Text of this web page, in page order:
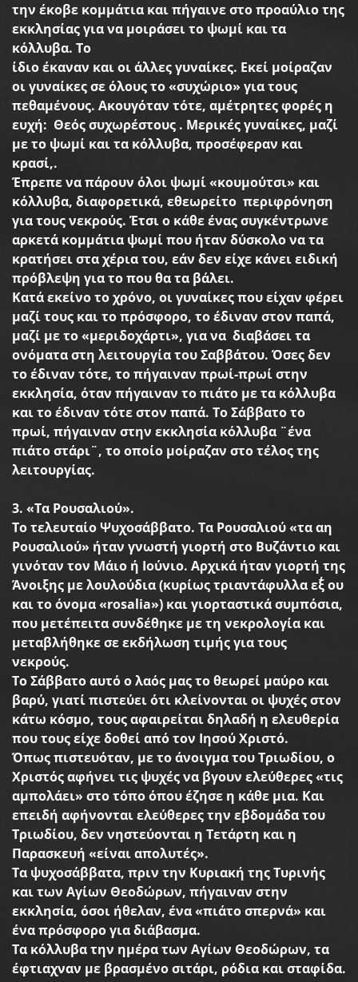
την έκοβε κομμάτια καιπήγαινεστοπροαύλιοτης
εκκλησίαςγιανα μοιράσειτο ψωμί καιτα
κόλλυβα. Το
ίδιοέκαναν καιοιάλλεςγυναίκες. Εκεί μοίραζαν
οιγυναίκεςσεόλουςτο«συχώριο» γιατους
πεθαμένους. Ακουγόταν τότε, αμέτρητεςφορές η
ευχή: Θεόςσυχωρέστους . Μερικέςγυναίκες, μαζί
μετο ψωμί καιτα κόλλυβα, προσέφεραν και
κρασί,.
Έπρεπεναπάρουν όλοι ψωμί«κουμούτσι» και
κόλλυβα, διαφορετικά, εθεωρείτο περιφρόνηση
γιατουςνεκρούς. Έτσιο κάθεέναςσυγκέντρωνε
αρκετά κομμάτια ψωμίπου ήταν δύσκολονατα
κρατήσεισταχέριατου, εάν δεν είχε κάνειειδική
πρόβλεψη γιατοπουθατα βάλει.
Κατάεκείνοτοχρόνο, οιγυναίκεςπουείχαν φέρει
μαζίτους καιτοπρόσφορο, τοέδιναν στον παπά,
μαζί μετο«μεριδοχάρτι», γιανα διαβάσειτα
ονόματαστη λειτουργίατουΣαββάτου. Όσεςδεν
τοέδιναν τότε, τοπήγαιναν πρωί-πρωίστην
εκκλησία, όταν πήγαιναν τοπιάτο μετα κόλλυβα
καιτοέδιναν τότεστον παπά. ΤοΣάββατοτο
πρωί, πήγαιναν στην εκκλησία κόλλυβα ¨ένα
πιάτοστάρι¨, τοοποίο μοίραζαν στοτέλοςτης
λειτουργίας.
3. «Τα Ρουσαλιού».
ΤοτελευταίοΨυχοσάββατο. Τα Ρουσαλιού«τααη
Ρουσαλιού» ήταν γνωστή γιορτή στο Βυζάντιο και
γινόταν τον Μάιο ή Ιούνιο. Αρχικά ήταν γιορτή της
Άνοιξης μελουλούδια(κυρίωςτριαντάφυλλαεξ΄ου
καιτοόνομα«rosalia») καιγιορταστικάσυμπόσια,
που μετέπειτασυνδέθηκε μετη νεκρολογία και
μεταβλήθηκεσεεκδήλωση τιμήςγιατους
νεκρούς.
ΤοΣάββατοαυτόολαός μαςτοθεωρεί μαύρο και
βαρύ, γιατίπιστεύειότι κλείνονταιοι ψυχέςστον
κάτω κόσμο, τουςαφαιρείταιδηλαδή η ελευθερία
πουτουςείχεδοθείαπότον ΙησούΧριστό.
Όπωςπιστευόταν, μετοάνοιγματουΤριωδίου, ο
Χριστόςαφήνειτις ψυχέςνα βγουν ελεύθερες«τις
αμπολάει» στοτόποόπουέζησε η κάθε μια. Και
επειδή αφήνονταιελεύθερεςτην εβδομάδατου
Τριωδίου, δεν νηστεύονται η Τετάρτη και η
Παρασκευή «είναιαπολυτές».
Τα ψυχοσάββατα, πριν την Κυριακή τηςΤυρινής
καιτων Αγίων Θεοδώρων, πήγαιναν στην
εκκλησία, όσοι ήθελαν, ένα«πιάτοσπερνά» και
έναπρόσφορογιαδιάβασμα.
Τα κόλλυβατην ημέρατων Αγίων Θεοδώρων, τα
έφτιαχναν με βρασμένοσιτάρι, ρόδια καισταφίδα.